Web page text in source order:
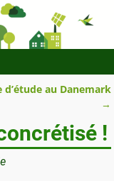
d’étude au Danemark
→
!